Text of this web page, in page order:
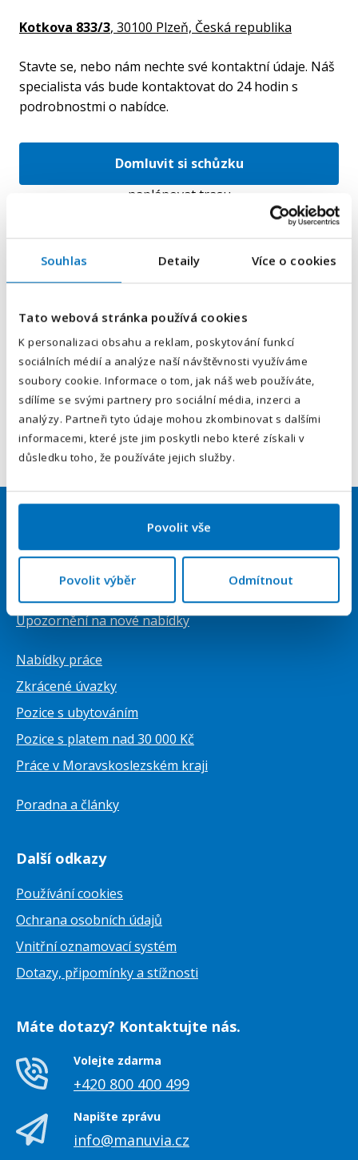
Souhlas Detaily Více o cookies
Tato webová stránka používá cookies
K personalizaci obsahu a reklam, poskytování funkcí
sociálních médií a analýze naší návštěvnosti využíváme
soubory cookie. Informace o tom, jak náš web používáte,
sdílíme se svými partnery pro sociální média, inzerci a
analýzy. Partneři tyto údaje mohou zkombinovat s dalšími
informacemi, které jste jim poskytli nebo které získali v
důsledku toho, že používáte jejich služby.
Povolit vše
Povolit výběr Odmítnout
Kotkova 833/3, 30100 Plzeň, Česká republika
Stavte se, nebo nám nechte své kontaktní údaje. Náš
specialista vás bude kontaktovat do 24 hodin s
podrobnostmi o nabídce.
Domluvit si schůzku
naplánovat trasu
E-mailová adresa
Váš telefon*
Předvolba
Odesláním souhlasíte sezpracováním osobních údajů.
Odeslat
Upozornění na nové nabídky
Nabídky práce
Zkrácené úvazky
Pozice s ubytováním
Pozice s platem nad 30 000 Kč
Práce v Moravskoslezském kraji
Poradna a články
Další odkazy
Používání cookies
Ochrana osobních údajů
Vnitřní oznamovací systém
Dotazy, připomínky a stížnosti
Máte dotazy? Kontaktujte nás.
Volejte zdarma
+420 800 400 499
Napište zprávu
info@manuvia.cz